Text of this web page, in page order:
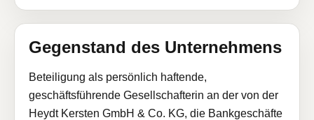
Gegenstand des Unternehmens
Beteiligung als persönlich haftende,
geschäftsführende Gesellschafterin an der von der
Heydt Kersten GmbH & Co. KG, die Bankgeschäfte